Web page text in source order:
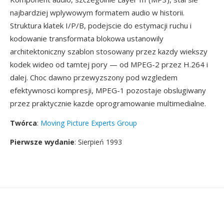
najbardziej wplywowym formatem audio w historii.
Struktura klatek I/P/B, podejscie do estymacji ruchu i
kodowanie transformata blokowa ustanowily
architektoniczny szablon stosowany przez kazdy wiekszy
kodek wideo od tamtej pory — od MPEG-2 przez H.264 i
dalej. Choc dawno przewyzszony pod wzgledem
efektywnosci kompresji, MPEG-1 pozostaje obslugiwany
przez praktycznie kazde oprogramowanie multimedialne.
Twórca: Moving Picture Experts Group
Pierwsze wydanie: Sierpień 1993